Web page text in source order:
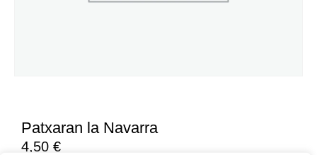
Patxaran la Navarra
4,50 €